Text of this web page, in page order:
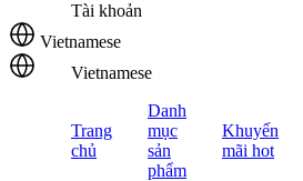
Tài khoản
Vietnamese
Vietnamese
Trang
chủ
Danh
mục
sản
phẩm
Khuyến
mãi hot